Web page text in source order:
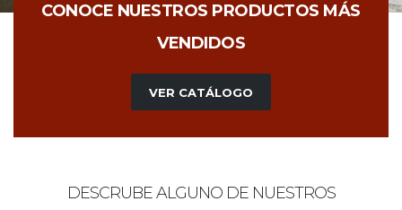
CONOCE NUESTROS PRODUCTOS MÁS
VENDIDOS
VER CATÁLOGO
DESCRUBE ALGUNO DE NUESTROS